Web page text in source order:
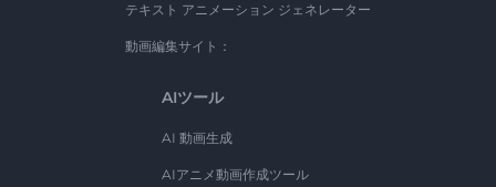
テキスト アニメーション ジェネレーター
動画編集サイト：
AIツール
AI 動画生成
AIアニメ動画作成ツール